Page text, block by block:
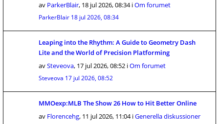
av ParkerBlair, 18 jul 2026, 08:34iOm forumet
ParkerBlair 18 jul 2026, 08:34
Leaping into the Rhythm: A Guide to Geometry Dash
Lite and the World of Precision Platforming
avSteveova, 17 jul 2026, 08:52 iOm forumet
Steveova 17 jul 2026, 08:52
MMOexp:MLB The Show 26 How to Hit Better Online
av Florencehg, 11 jul 2026, 11:04iGenerella diskussioner